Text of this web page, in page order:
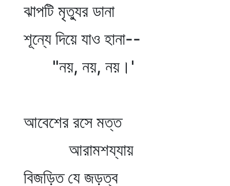
ঝাপটি মৃত্যুর ডানা
শূন্যে দিয়ে যাও হানা--
"নয়, নয়, নয়।'
আবেশের রসে মত্ত
আরামশয্যায়
বিজড়িত যে জড়ত্ব